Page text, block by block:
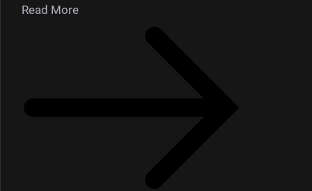
Read More